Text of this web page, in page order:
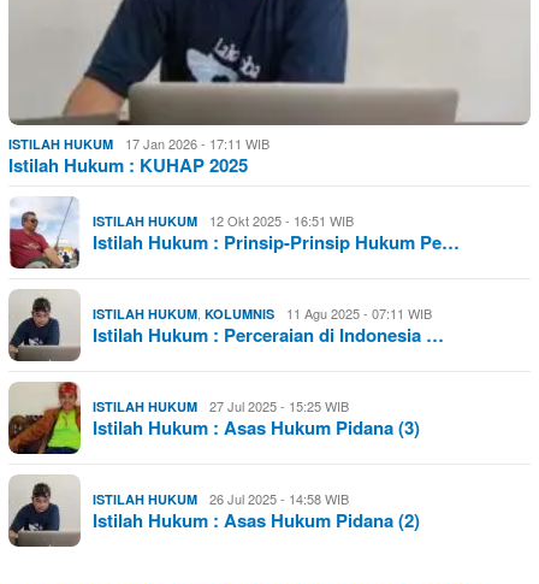
ISTILAH HUKUM 17 Jan 2026 - 17:11 WIB
Istilah Hukum : KUHAP 2025
ISTILAH HUKUM 12 Okt 2025 - 16:51 WIB
Istilah Hukum : Prinsip-Prinsip Hukum Pe…
ISTILAH HUKUM KOLUMNIS 11 Agu 2025 - 07:11 WIB
Istilah Hukum : Perceraian di Indonesia …
ISTILAH HUKUM 27 Jul 2025 - 15:25 WIB
Istilah Hukum : Asas Hukum Pidana (3)
ISTILAH HUKUM 26 Jul 2025 - 14:58 WIB
Istilah Hukum : Asas Hukum Pidana (2)